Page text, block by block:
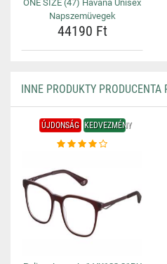
ONE SIZE (47) Havana Unisex
Napszemüvegek
44190 Ft
INNE PRODUKTY PRODUCENTA
ÚJDONSÁG KEDVEZMÉNY